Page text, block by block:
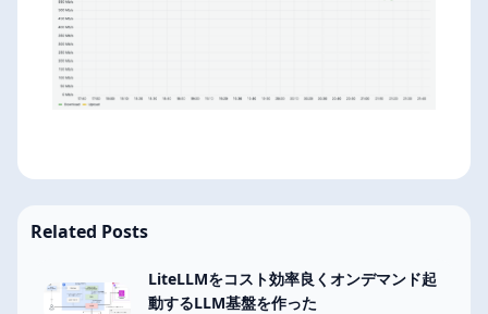
Related Posts
LiteLLMをコスト効率良くオンデマンド起
動するLLM基盤を作った